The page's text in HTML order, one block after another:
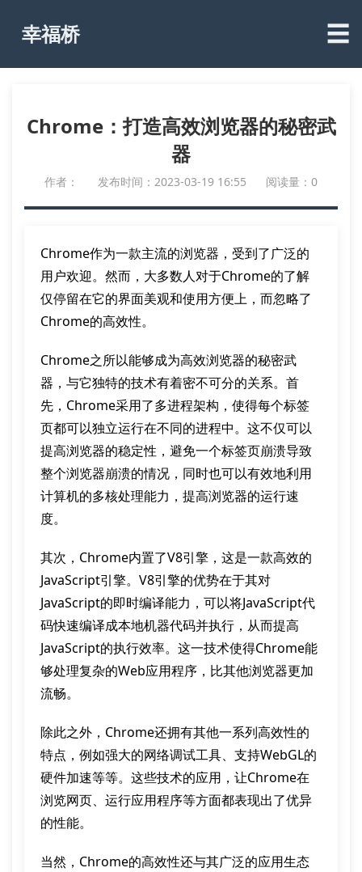
幸福桥 ☰
Chrome：打造高效浏览器的秘密武
器
作者： 发布时间：2023-03-19 16:55 阅读量：0
Chrome作为一款主流的浏览器，受到了广泛的
用户欢迎。然而，大多数人对于Chrome的了解
仅停留在它的界面美观和使用方便上，而忽略了
Chrome的高效性。
Chrome之所以能够成为高效浏览器的秘密武
器，与它独特的技术有着密不可分的关系。首
先，Chrome采用了多进程架构，使得每个标签
页都可以独立运行在不同的进程中。这不仅可以
提高浏览器的稳定性，避免一个标签页崩溃导致
整个浏览器崩溃的情况，同时也可以有效地利用
计算机的多核处理能力，提高浏览器的运行速
度。
其次，Chrome内置了V8引擎，这是一款高效的
JavaScript引擎。V8引擎的优势在于其对
JavaScript的即时编译能力，可以将JavaScript代
码快速编译成本地机器代码并执行，从而提高
JavaScript的执行效率。这一技术使得Chrome能
够处理复杂的Web应用程序，比其他浏览器更加
流畅。
除此之外，Chrome还拥有其他一系列高效性的
特点，例如强大的网络调试工具、支持WebGL的
硬件加速等等。这些技术的应用，让Chrome在
浏览网页、运行应用程序等方面都表现出了优异
的性能。
当然，Chrome的高效性还与其广泛的应用生态